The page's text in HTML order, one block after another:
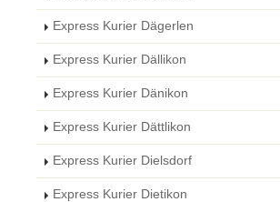
Express Kurier Dägerlen
Express Kurier Dällikon
Express Kurier Dänikon
Express Kurier Dättlikon
Express Kurier Dielsdorf
Express Kurier Dietikon